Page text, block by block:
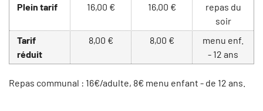
Plein tarif
16,00 € 16,00 €
repas du
soir
Tarif
réduit
8,00 € 8,00 €
menu enf.
- 12 ans
Repas communal : 16€/adulte, 8€ menu enfant - de 12 ans.